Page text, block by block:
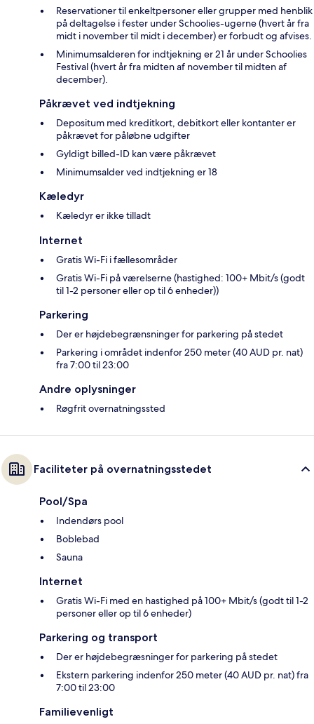
Reservationer til enkeltpersoner eller grupper med henblik
på deltagelse i fester under Schoolies-ugerne (hvert år fra
midt i november til midt i december) er forbudt og afvises.
Minimumsalderen for indtjekning er 21 år under Schoolies
Festival (hvert år fra midten af november til midten af
december).
Påkrævet ved indtjekning
Depositum med kreditkort, debitkort eller kontanter er
påkrævet for påløbne udgifter
Gyldigt billed-ID kan være påkrævet
Minimumsalder ved indtjekning er 18
Kæledyr
Kæledyr er ikke tilladt
Internet
Gratis Wi-Fi i fællesområder
Gratis Wi-Fi på værelserne (hastighed: 100+ Mbit/s (godt
til 1-2 personer eller op til 6 enheder))
Parkering
Der er højdebegrænsninger for parkering på stedet
Parkering i området indenfor 250 meter (40 AUD pr. nat)
fra 7:00 til 23:00
Andre oplysninger
Røgfrit overnatningssted
Faciliteter på overnatningsstedet
Pool/Spa
Indendørs pool
Boblebad
Sauna
Internet
Gratis Wi-Fi med en hastighed på 100+ Mbit/s (godt til 1-2
personer eller op til 6 enheder)
Parkering og transport
Der er højdebegræsninger for parkering på stedet
Ekstern parkering indenfor 250 meter (40 AUD pr. nat) fra
7:00 til 23:00
Familievenligt